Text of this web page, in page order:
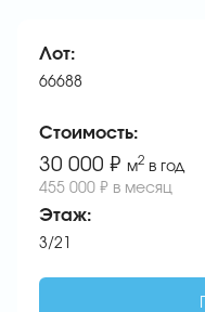
Лот:
66688
Стоимость:
30 000 ₽ м2 в год
455 000 ₽ в месяц
Этаж:
3/21